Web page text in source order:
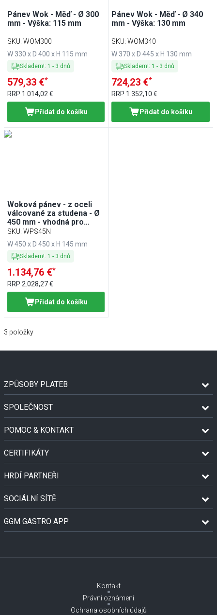
Pánev Wok - Měď - Ø 300
mm - Výška: 115 mm
SKU: WOM300
W 330 x D 400 x H 115 mm
Skladem!: 1 - 3 dnů
579,33 €*
RRP 1.014,02 €
Přidat do košíku
Pánev Wok - Měď - Ø 340
mm - Výška: 130 mm
SKU:WOM340
W 370 x D 445 x H 130 mm
Skladem!: 1 - 3 dnů
724,23 €*
RRP 1.352,10 €
Přidat do košíku
Woková pánev - z oceli
válcované za studena - Ø
450 mm - vhodná pro
modely IDS3N, IDS8N a
IDS9
SKU: WPS45N
W 450 x D 450 x H 145 mm
Skladem!: 1 - 3 dnů
1.134,76 €*
RRP 2.028,27 €
Přidat do košíku
3 položky
ZPŮSOBY PLATEB
SPOLEČNOST
POMOC & KONTAKT
CERTIFIKÁTY
HRDÍ PARTNEŘI
SOCIÁLNÍ SÍTĚ
GGM GASTRO APP
Kontakt
Právní oznámení
Ochrana osobních údajů